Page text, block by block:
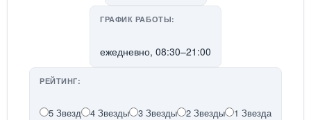
ГРАФИК РАБОТЫ:
ежедневно, 08:30–21:00
РЕЙТИНГ:
5 Звезд 4 Звезды 3 Звезды 2 Звезды 1 Звезда